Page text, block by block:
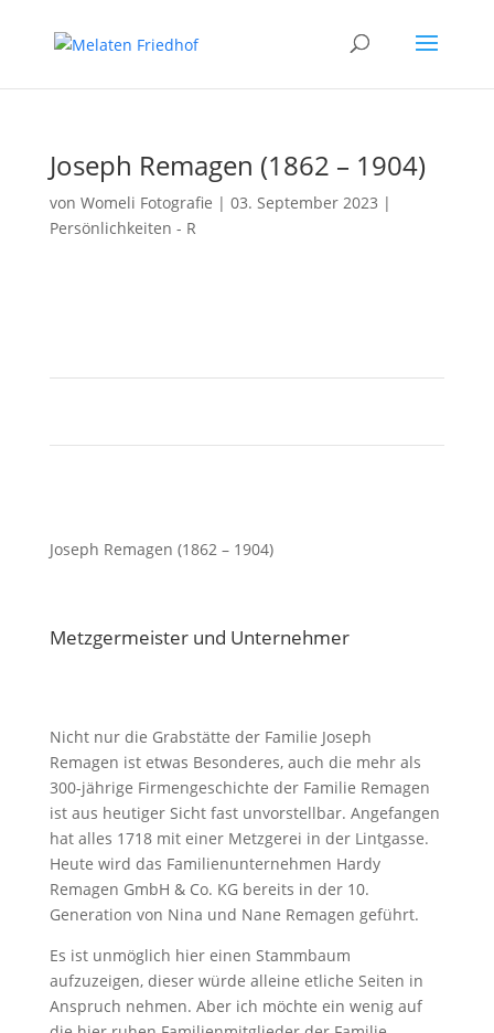
Joseph Remagen (1862 – 1904)
von Womeli Fotografie | 03. September 2023 |
Persönlichkeiten - R
Joseph Remagen (1862 – 1904)
Metzgermeister und Unternehmer
Nicht nur die Grabstätte der Familie Joseph
Remagen ist etwas Besonderes, auch die mehr als
300-jährige Firmengeschichte der Familie Remagen
ist aus heutiger Sicht fast unvorstellbar. Angefangen
hat alles 1718 mit einer Metzgerei in der Lintgasse.
Heute wird das Familienunternehmen Hardy
Remagen GmbH & Co. KG bereits in der 10.
Generation von Nina und Nane Remagen geführt.
Es ist unmöglich hier einen Stammbaum
aufzuzeigen, dieser würde alleine etliche Seiten in
Anspruch nehmen. Aber ich möchte ein wenig auf